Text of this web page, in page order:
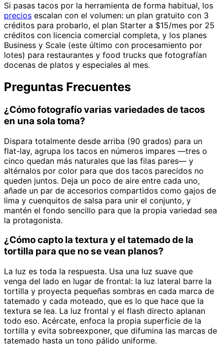
Si pasas tacos por la herramienta de forma habitual, los
precios escalan con el volumen: un plan gratuito con 3
créditos para probarlo, el plan Starter a $15/mes por 25
créditos con licencia comercial completa, y los planes
Business y Scale (este último con procesamiento por
lotes) para restaurantes y food trucks que fotografían
docenas de platos y especiales al mes.
Preguntas Frecuentes
¿Cómo fotografío varias variedades de tacos
en una sola toma?
Dispara totalmente desde arriba (90 grados) para un
flat-lay, agrupa los tacos en números impares —tres o
cinco quedan más naturales que las filas pares— y
altérnalos por color para que dos tacos parecidos no
queden juntos. Deja un poco de aire entre cada uno,
añade un par de accesorios compartidos como gajos de
lima y cuenquitos de salsa para unir el conjunto, y
mantén el fondo sencillo para que la propia variedad sea
la protagonista.
¿Cómo capto la textura y el tatemado de la
tortilla para que no se vean planos?
La luz es toda la respuesta. Usa una luz suave que
venga del lado en lugar de frontal: la luz lateral barre la
tortilla y proyecta pequeñas sombras en cada marca de
tatemado y cada moteado, que es lo que hace que la
textura se lea. La luz frontal y el flash directo aplanan
todo eso. Acércate, enfoca la propia superficie de la
tortilla y evita sobreexponer, que difumina las marcas de
tatemado hasta un tono pálido uniforme.